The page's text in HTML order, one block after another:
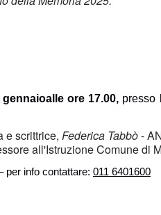
gennaioalle ore 17.00, presso
e scrittrice, Federica Tabbò -
all'Istruzione Comune di
per info contattare: 011 6401600